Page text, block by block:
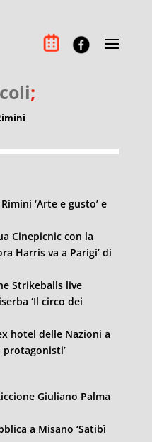
;
Rimini ‘Arte e gusto’ e
Cinepicnic con la
Harris va a Parigi’ di
Strikeballs live
‘Il circo dei
hotel delle Nazioni a
protagonisti’
Giuliano Palma
a Misano ‘Satibì